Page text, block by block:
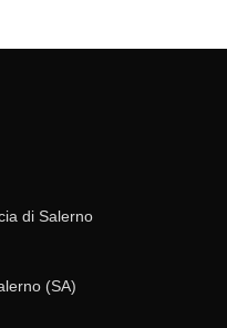
di Salerno
(SA)